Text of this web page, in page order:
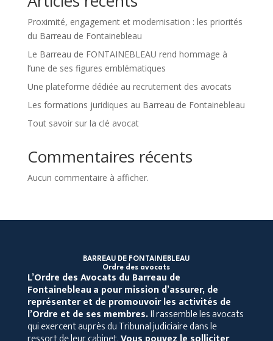
Proximité, engagement et modernisation : les priorités
du Barreau de Fontainebleau
Le Barreau de FONTAINEBLEAU rend hommage à
l’une de ses figures emblématiques
Une plateforme dédiée au recrutement des avocats
Les formations juridiques au Barreau de Fontainebleau
Tout savoir sur la clé avocat
Commentaires récents
Aucun commentaire à afficher.
BARREAU DE FONTAINEBLEAU
Ordre des avocats
L’Ordre des Avocats du Barreau de
Fontainebleaua pour mission d’assurer, de
représenter et de promouvoir les activités de
l’Ordre et de ses membres.Il rassemble les avocats
qui exercent auprès du Tribunal judiciaire dans le